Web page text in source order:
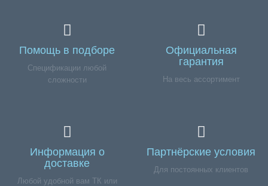
Помощь в подборе
Спецификации любой
сложности
Официальная
гарантия
На весь ассортимент
Информация о
доставке
Любой удобной вам ТК или
Партнёрские условия
Для постоянных клиентов